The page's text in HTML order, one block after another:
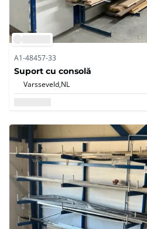
A1-48457-33
Suport cu consolă
Varsseveld,NL